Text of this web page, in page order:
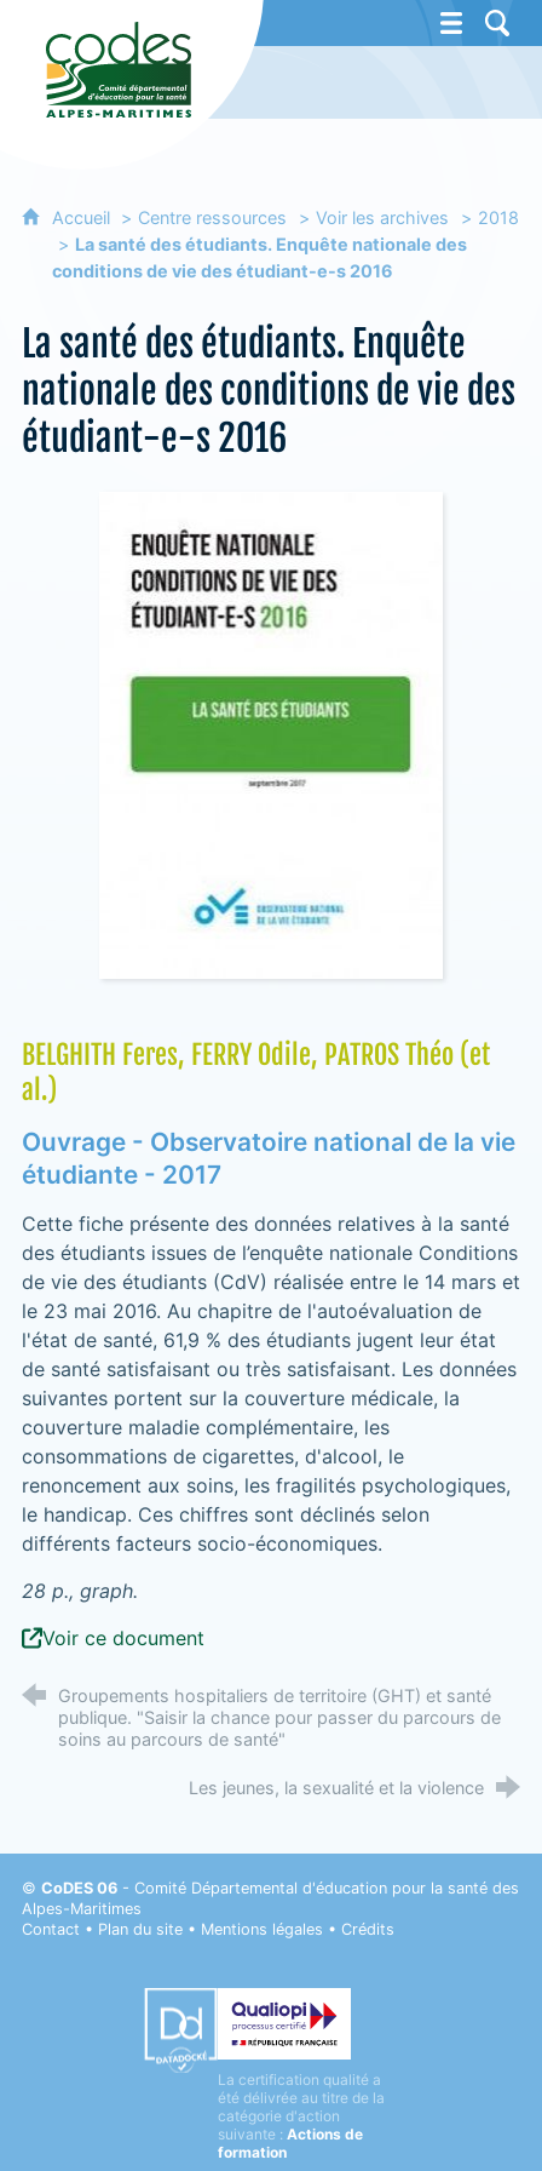
CoDES 06 - Comité départemental
Accueil Centre ressources Voir les archives
2018
La santé des étudiants. Enquête nationale des
conditions de vie des étudiant-e-s 2016
La santé des étudiants. Enquête
nationale des conditions de vie des
étudiant-e-s 2016
BELGHITH Feres, FERRY Odile, PATROS Théo (et
al.)
Ouvrage - Observatoire national de la vie
étudiante - 2017
Cette fiche présente des données relatives à la santé
des étudiants issues de l’enquête nationale Conditions
de vie des étudiants (CdV) réalisée entre le 14 mars et
le 23 mai 2016. Au chapitre de l'autoévaluation de
l'état de santé, 61,9 % des étudiants jugent leur état
de santé satisfaisant ou très satisfaisant. Les données
suivantes portent sur la couverture médicale, la
couverture maladie complémentaire, les
consommations de cigarettes, d'alcool, le
renoncement aux soins, les fragilités psychologiques,
le handicap. Ces chiffres sont déclinés selon
différents facteurs socio-économiques.
28 p., graph.
Voir ce document
Groupements hospitaliers de territoire (GHT) et santé
publique. "Saisir la chance pour passer du parcours de
soins au parcours de santé"
Les jeunes, la sexualité et la violence
© CoDES 06- Comité Départemental d'éducation pour la santé des
Alpes-Maritimes
Contact • Plan du site• Mentions légales • Crédits
Datadock
Qualiopi
La certification qualité a
été délivrée au titre de la
catégorie d'action
suivante : Actions de
formation